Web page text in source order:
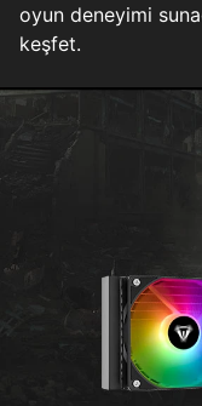
oyun deneyimi
keşfet.